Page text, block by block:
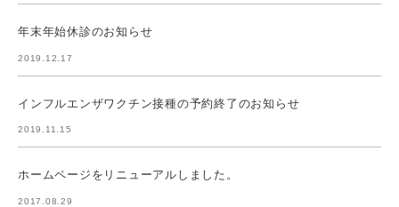
年末年始休診のお知らせ
2019.12.17
インフルエンザワクチン接種の予約終了のお知らせ
2019.11.15
ホームページをリニューアルしました。
2017.08.29